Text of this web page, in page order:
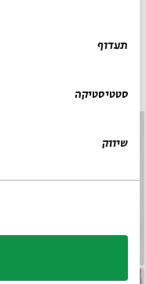
תעדוף
סטטיסטיקה
שיווק